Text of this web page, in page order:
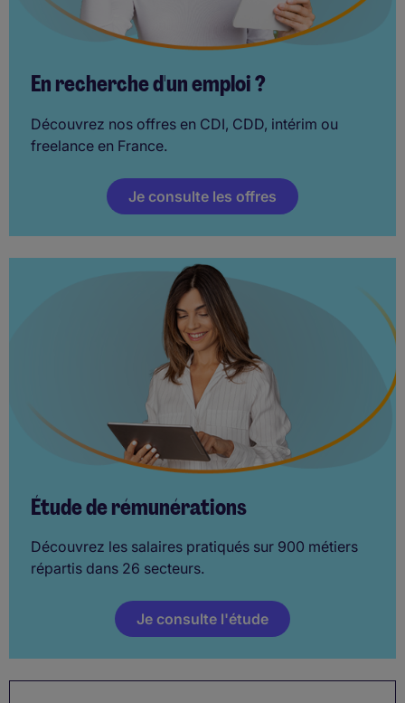
En recherche d'un emploi ?
Découvrez nos offres en CDI, CDD, intérim ou
freelance en France.
Je consulte les offres
Étude de rémunérations
Découvrez les salaires pratiqués sur 900 métiers
répartis dans 26 secteurs.
Je consulte l'étude